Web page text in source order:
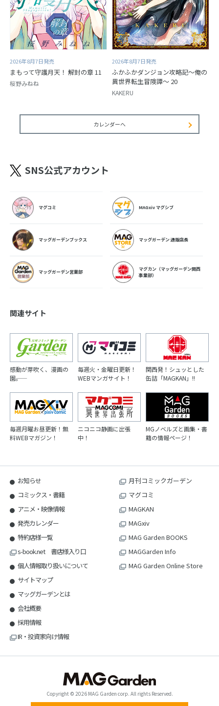
2026年8月7日発売
まもって守護月天！ 解封の章 11
桜野みねね
2026年8月7日発売
ふかふかダンジョン攻略記～俺の
異世界転生冒険譚～ 20
KAKERU
カレンダーへ
SNS公式アカウント
マグコミ MAGxiv マグシブ
マッグガーデンブックス マッグガーデン 通販店長
マッグガーデン営業部
マグカン（マッグガーデン関西
事業部）
関連サイト
感動が芽吹く、漫画の
園――。
毎週火・金曜日更新！
WEBマンガサイト！
関西発！シュッとした
缶詰「MAGKAN」!!
毎週月曜お昼更新！無
料WEBマガジン！
ニコニコ静画に出張
中！
MGノベルズと画集・書
籍の情報ページ！
お知らせ
コミックス・書籍
アニメ・映像情報
発売カレンダー
特約店様一覧
s-book.net 書店様入り口
個人情報取り扱いについて
サイトマップ
マッグガーデンとは
会社概要
採用情報
IR・投資家向け情報
月刊コミックガーデン
マグコミ
MAGKAN
MAGxiv
MAG Garden BOOKS
MAGGarden Info
MAG Garden Online Store
Copyright © 2026 MAG Garden corp. All rights Reserved.